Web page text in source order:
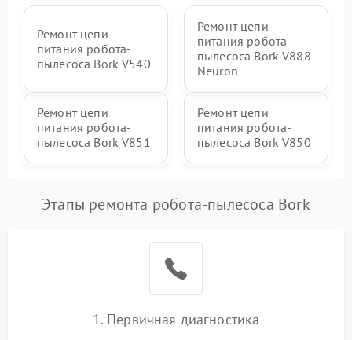
Ремонт цепи
питания робота-
пылесоса Bork V540
Ремонт цепи
питания робота-
пылесоса Bork V888
Neuron
Ремонт цепи
питания робота-
пылесоса Bork V851
Ремонт цепи
питания робота-
пылесоса Bork V850
Этапы ремонта робота-пылесоса Bork
1. Первичная диагностика